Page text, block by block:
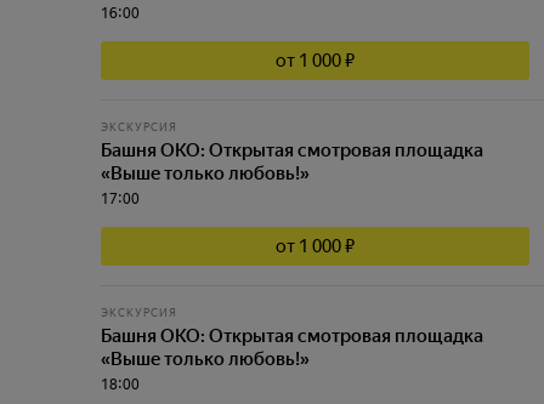
16:00
от 1 000 ₽
ЭКСКУРСИЯ
Башня ОКО: Открытая смотровая площадка
«Выше только любовь!»
17:00
от 1 000 ₽
ЭКСКУРСИЯ
Башня ОКО: Открытая смотровая площадка
«Выше только любовь!»
18:00